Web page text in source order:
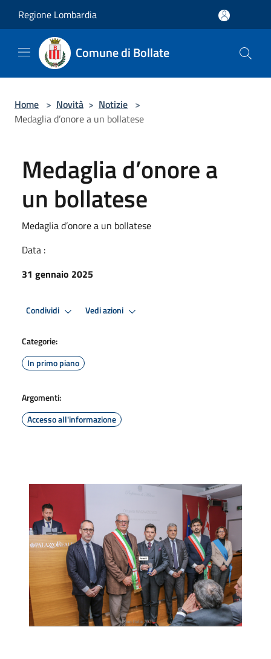
Regione Lombardia
Comune di Bollate
Home > Novità > Notizie >
Medaglia d’onore a un bollatese
Medaglia d’onore a
un bollatese
Medaglia d’onore a un bollatese
Data :
31 gennaio 2025
Condividi Vedi azioni
Categorie:
In primo piano
Argomenti:
Accesso all'informazione